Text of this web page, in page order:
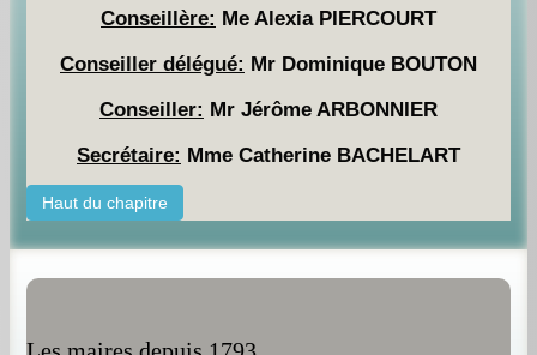
Conseillère: Me Alexia PIERCOURT
Conseiller délégué: Mr Dominique BOUTON
Conseiller: Mr Jérôme ARBONNIER
Secrétaire: Mme Catherine BACHELART
Haut du chapitre